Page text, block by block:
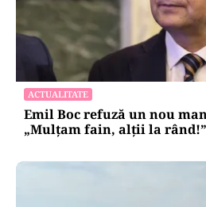
ACTUALITATE
Emil Boc refuză un nou
„Mulțam fain, alții la rând!”